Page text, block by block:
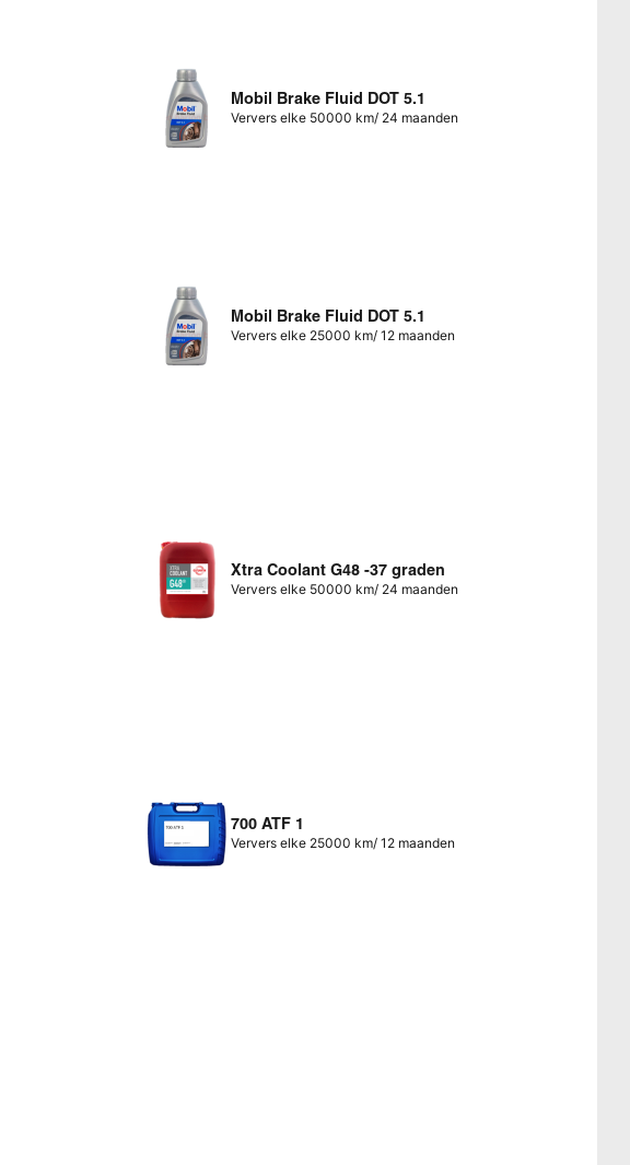
Mobil Brake Fluid DOT 5.1
Ververs elke 50000 km/ 24 maanden
Mobil Brake Fluid DOT 5.1
Ververs elke 25000 km/ 12 maanden
Xtra Coolant G48 -37 graden
Ververs elke 50000 km/ 24 maanden
700 ATF 1
Ververs elke 25000 km/ 12 maanden